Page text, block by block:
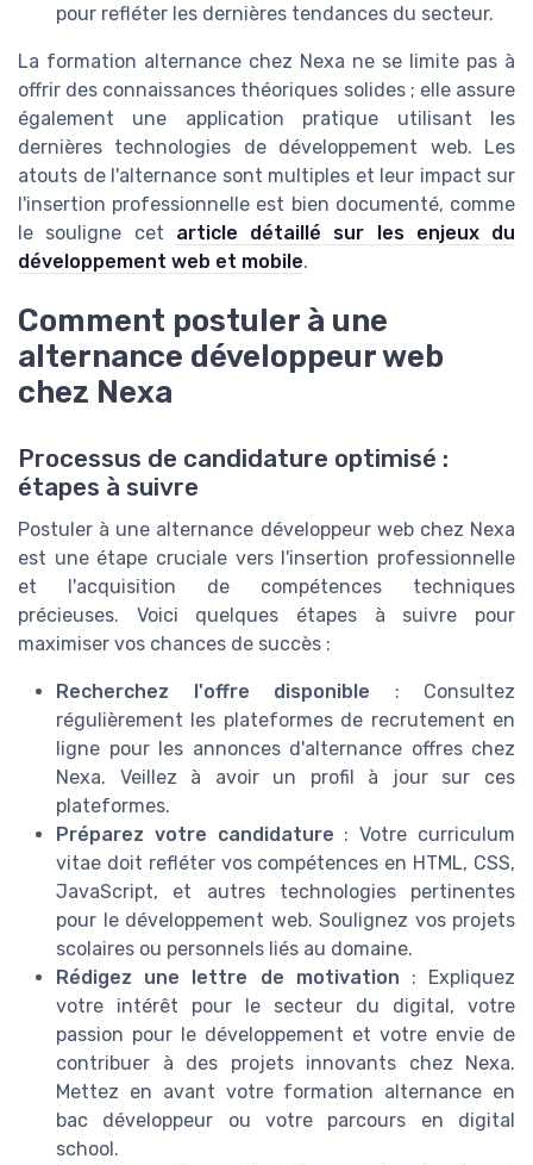
pour refléter les dernières tendances du secteur.
La formation alternance chez Nexa ne se limite pas à
offrir des connaissances théoriques solides ; elle assure
également une application pratique utilisant les
dernières technologies de développement web. Les
atouts de l'alternance sont multiples et leur impact sur
l'insertion professionnelle est bien documenté, comme
le souligne cet article détaillé sur les enjeux du
développement web et mobile.
Comment postuler à une
alternance développeur web
chez Nexa
Processus de candidature optimisé :
étapes à suivre
Postuler à une alternance développeur web chez Nexa
est une étape cruciale vers l'insertion professionnelle
et l'acquisition de compétences techniques
précieuses. Voici quelques étapes à suivre pour
maximiser vos chances de succès :
Recherchez l'offre disponible : Consultez
régulièrement les plateformes de recrutement en
ligne pour les annonces d'alternance offres chez
Nexa. Veillez à avoir un profil à jour sur ces
plateformes.
Préparez votre candidature : Votre curriculum
vitae doit refléter vos compétences en HTML, CSS,
JavaScript, et autres technologies pertinentes
pour le développement web. Soulignez vos projets
scolaires ou personnels liés au domaine.
Rédigez une lettre de motivation : Expliquez
votre intérêt pour le secteur du digital, votre
passion pour le développement et votre envie de
contribuer à des projets innovants chez Nexa.
Mettez en avant votre formation alternance en
bac développeur ou votre parcours en digital
school.